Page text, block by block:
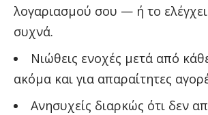
λογαριασμού σου — ή το
συχνά.
Νιώθεις ενοχές μετά από
ακόμα και για απαραίτητες
Ανησυχείς διαρκώς ότι δεν